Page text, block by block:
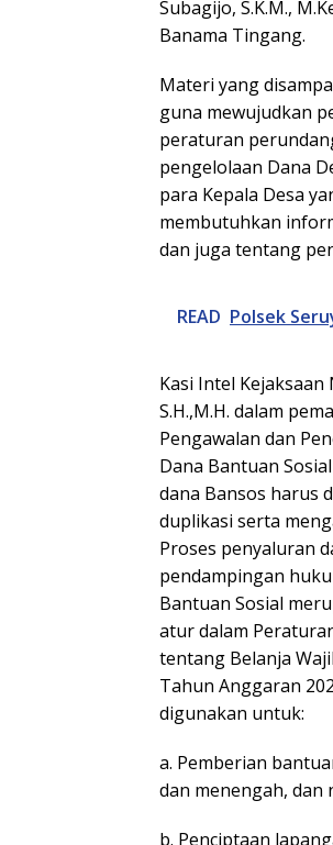
Subagijo, S.K.M.,
Banama Tingang.
Materi yang
guna mewujudkan
peraturan
pengelolaan Dana
para Kepala Desa
membutuhkan
dan juga tentang
READ Polsek
Kasi Intel
S.H.,M.H. dalam
Pengawalan dan
Dana Bantuan
dana Bansos harus
duplikasi serta
Proses penyaluran
pendampingan
Bantuan Sosial
atur dalam
tentang Belanja
Tahun Anggaran
digunakan untuk:
a. Pemberian
dan menengah, dan
b. Penciptaan